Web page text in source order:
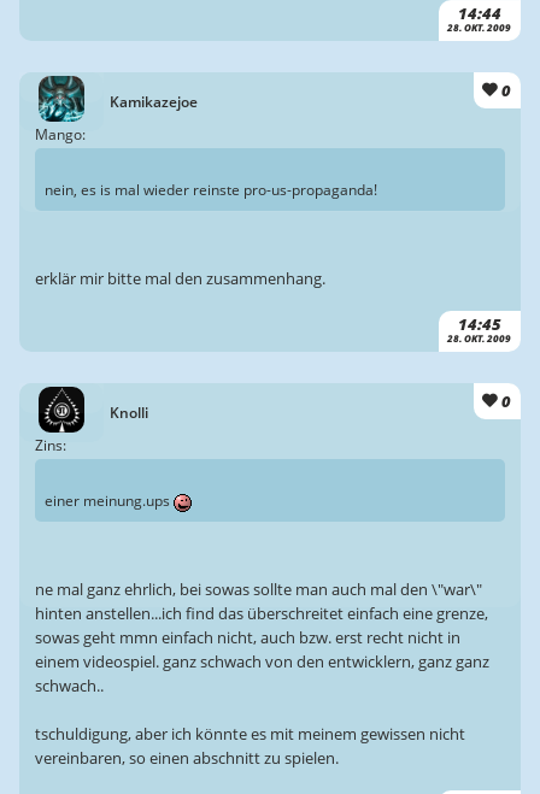
14:44
28. OKT. 2009
Kamikazejoe
0
14:45
28. OKT. 2009
Mango:
nein, es is mal wieder reinste pro-us-propaganda!
erklär mir bitte mal den zusammenhang.
Knolli
0
Zins:
einer meinung.ups
ne mal ganz ehrlich, bei sowas sollte man auch mal den \"war\"
hinten anstellen...ich find das überschreitet einfach eine grenze,
sowas geht mmn einfach nicht, auch bzw. erst recht nicht in
einem videospiel. ganz schwach von den entwicklern, ganz ganz
schwach..
tschuldigung, aber ich könnte es mit meinem gewissen nicht
vereinbaren, so einen abschnitt zu spielen.